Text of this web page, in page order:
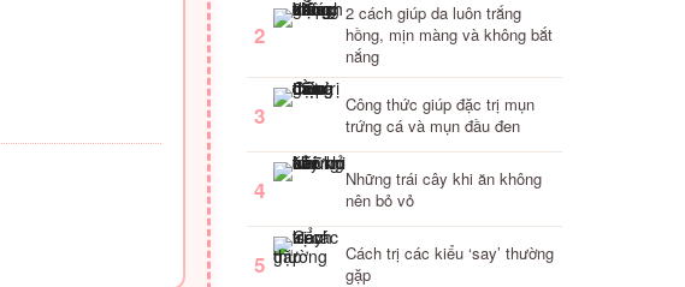
2
2 cách giúp da luôn trắng
hồng, mịn màng và không bắt
nắng
3
Công thức giúp đặc trị mụn
trứng cá và mụn đầu đen
4
Những trái cây khi ăn không
nên bỏ vỏ
5
Cách trị các kiểu ‘say’ thường
gặp